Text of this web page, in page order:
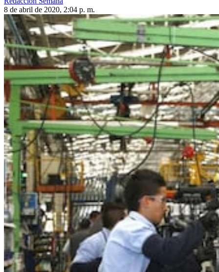
8 de abril de 2020, 2:04 p. m.